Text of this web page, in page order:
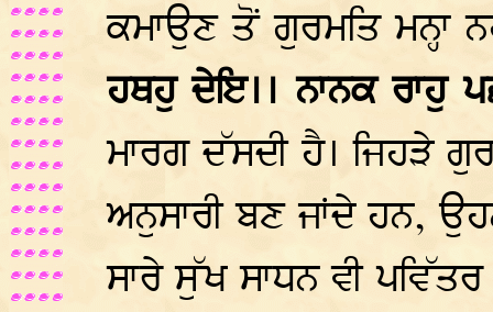
ਕਮਾਉਣ ਤੋਂ ਗੁਰਮਤਿ ਮਨ੍ਹਾ
ਹਥਹੁ ਦੇਇ।। ਨਾਨਕ ਰਾਹੁ
ਮਾਰਗ ਦੱਸਦੀ ਹੈ। ਜਿਹੜੇ
ਅਨੁਸਾਰੀ ਬਣ ਜਾਂਦੇ ਹਨ,
ਸਾਰੇ ਸੁੱਖ ਸਾਧਨ ਵੀ